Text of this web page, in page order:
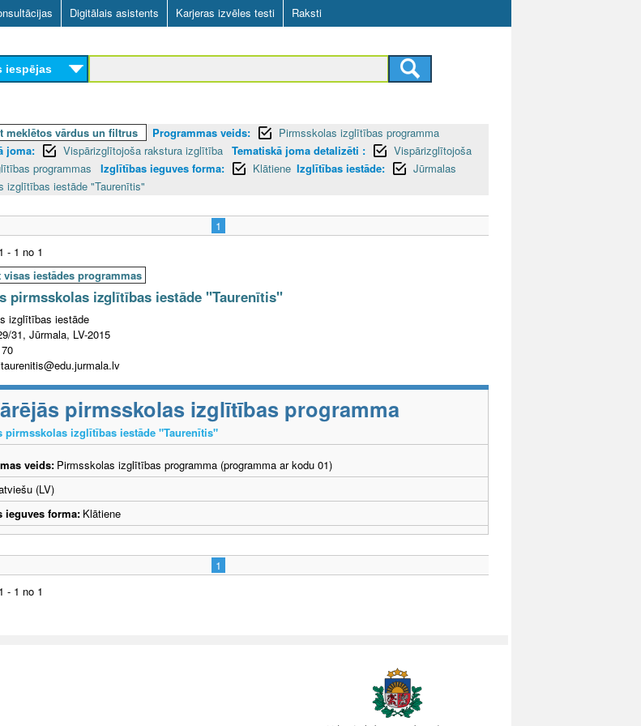
Skip
to
main
content
Digitālais asistents Karjeras izvēles testi Raksti
iespējas
meklētos vārdus un filtrus Programmas veids:
Pirmsskolas izglītības programma
joma:
Vispārizglītojoša rakstura izglītība Tematiskā joma detalizēti :
Vispārizglītojoša
programmas
Izglītības ieguves forma: Klātiene Izglītības iestāde:
Jūrmalas
izglītības iestāde "Taurenītis"
1
- 1 no 1
visas iestādes programmas
pirmsskolas izglītības iestāde "Taurenītis"
izglītības iestāde
31, Jūrmala, LV-2015
pirmsskolas izglītības programma
pirmsskolas izglītības iestāde "Taurenītis"
veids: Pirmsskolas izglītības programma (programma ar kodu 01)
(LV)
ieguves forma: Klātiene
1
- 1 no 1